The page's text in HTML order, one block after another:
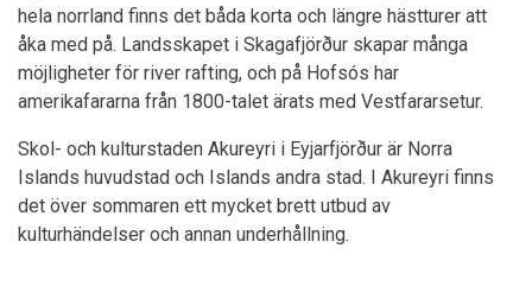
hela norrland finns det båda korta och längre hästturer att
åka med på. Landsskapet i Skagafjörður skapar många
möjligheter för river rafting, och på Hofsós har
amerikafararna från 1800-talet ärats med Vestfararsetur.
Skol- och kulturstaden Akureyri i Eyjarfjörður är Norra
Islands huvudstad och Islands andra stad. I Akureyri finns
det över sommaren ett mycket brett utbud av
kulturhändelser och annan underhållning.